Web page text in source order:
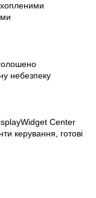
небезпеку
Center
керування, готові